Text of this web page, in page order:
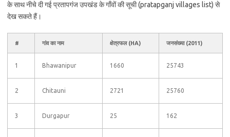
के साथ नीचे दी गई प्रतापगंज उपखंड के गाँवों की सूची (pratapganj villages list) से
देख सकते हैं।
# गांव का नाम क्षेत्रफल (HA) जनसंख्या (2011)
1 Bhawanipur 1660 25743
2 Chitauni 2721 25760
3 Durgapur 25 162